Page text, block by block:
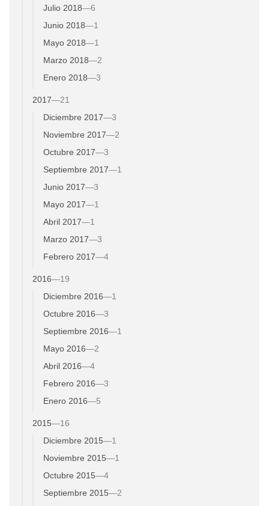
Julio 2018—6
Junio 2018—1
Mayo 2018—1
Marzo 2018—2
Enero 2018—3
2017—21
Diciembre 2017—3
Noviembre 2017—2
Octubre 2017—3
Septiembre 2017—1
Junio 2017—3
Mayo 2017—1
Abril 2017—1
Marzo 2017—3
Febrero 2017—4
2016—19
Diciembre 2016—1
Octubre 2016—3
Septiembre 2016—1
Mayo 2016—2
Abril 2016—4
Febrero 2016—3
Enero 2016—5
2015—16
Diciembre 2015—1
Noviembre 2015—1
Octubre 2015—4
Septiembre 2015—2